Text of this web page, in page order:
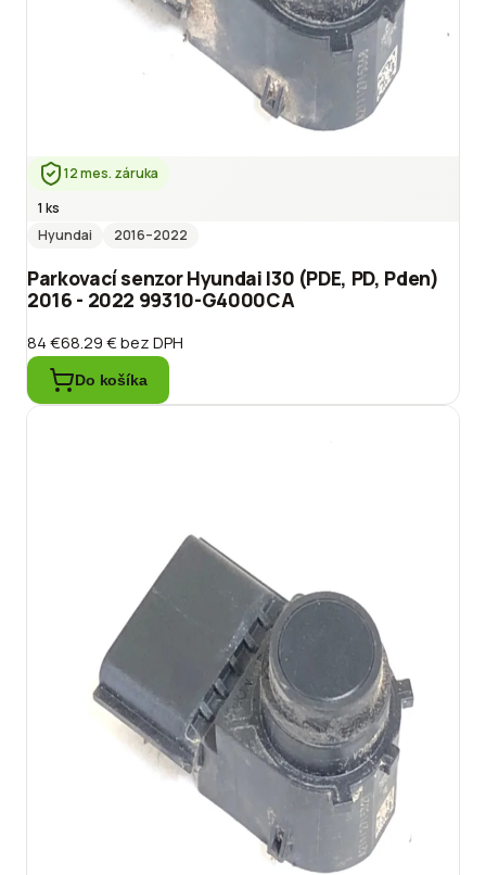
12 mes. záruka
1 ks
Hyundai
2016–2022
Parkovací senzor Hyundai I30 (PDE, PD, Pden)
2016 - 2022 99310-G4000CA
84 €68.29 €bez DPH
Do košíka